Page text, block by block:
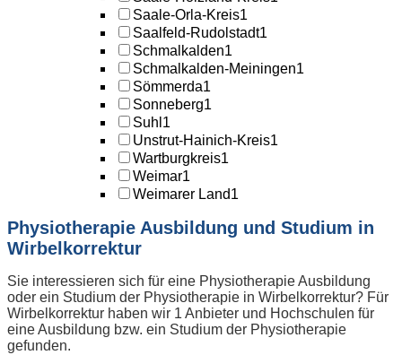
Saale-Orla-Kreis1
Saalfeld-Rudolstadt1
Schmalkalden1
Schmalkalden-Meiningen1
Sömmerda1
Sonneberg1
Suhl 1
Unstrut-Hainich-Kreis1
Wartburgkreis1
Weimar1
Weimarer Land1
Physiotherapie Ausbildung und Studium in
Wirbelkorrektur
Sie interessieren sich für eine Physiotherapie Ausbildung
oder ein Studium der Physiotherapie in Wirbelkorrektur? Für
Wirbelkorrektur haben wir 1 Anbieter und Hochschulen für
eine Ausbildung bzw. ein Studium der Physiotherapie
gefunden.